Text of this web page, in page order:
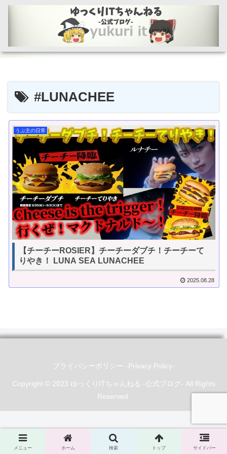
#LUNACHEE
うぷ主の日常
【チーチーROSIER】チーチーダブチ！チーチーて
りやき！ LUNA SEA LUNACHEE
2025.08.28
プライバシーポリシー -Privacy Policy-
Copyright © 2023 ゆっくりITちゃんねる -公式ブログ- All Rights
Reserved.
メニュー ホーム 検索 トップ サイドバー